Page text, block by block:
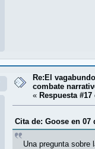
Re:El
combate
«Respuesta #17
Cita de: Goose en 07
Una pregunta sobre